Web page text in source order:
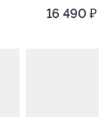
16 490 ₽